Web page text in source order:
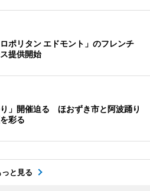
ロポリタン エドモント」のフレンチ
提供開始
り」開催迫る ほおずき市と阿波踊り
彩る
っと見る